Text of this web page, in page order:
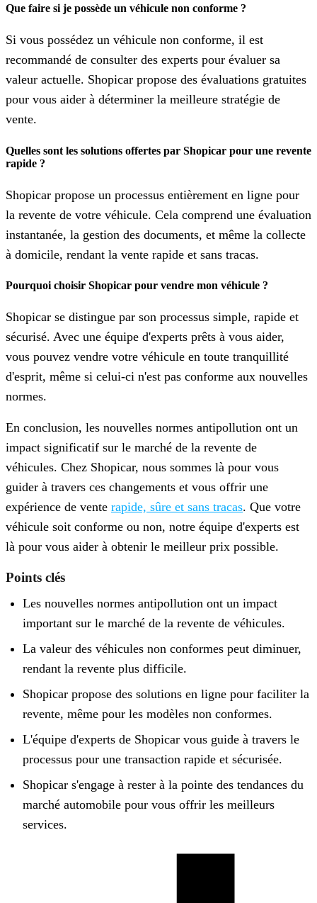
Que faire si je possède un véhicule non conforme ?
Si vous possédez un véhicule non conforme, il est
recommandé de consulter des experts pour évaluer sa
valeur actuelle. Shopicar propose des évaluations gratuites
pour vous aider à déterminer la meilleure stratégie de
vente.
Quelles sont les solutions offertes par Shopicar pour une revente
rapide ?
Shopicar propose un processus entièrement en ligne pour
la revente de votre véhicule. Cela comprend une évaluation
instantanée, la gestion des documents, et même la collecte
à domicile, rendant la vente rapide et sans tracas.
Pourquoi choisir Shopicar pour vendre mon véhicule ?
Shopicar se distingue par son processus simple, rapide et
sécurisé. Avec une équipe d'experts prêts à vous aider,
vous pouvez vendre votre véhicule en toute tranquillité
d'esprit, même si celui-ci n'est pas conforme aux nouvelles
normes.
En conclusion, les nouvelles normes antipollution ont un
impact significatif sur le marché de la revente de
véhicules. Chez Shopicar, nous sommes là pour vous
guider à travers ces changements et vous offrir une
expérience de vente rapide, sûre et sans tracas. Que votre
véhicule soit conforme ou non, notre équipe d'experts est
là pour vous aider à obtenir le meilleur prix possible.
Points clés
Les nouvelles normes antipollution ont un impact
important sur le marché de la revente de véhicules.
La valeur des véhicules non conformes peut diminuer,
rendant la revente plus difficile.
Shopicar propose des solutions en ligne pour faciliter la
revente, même pour les modèles non conformes.
L'équipe d'experts de Shopicar vous guide à travers le
processus pour une transaction rapide et sécurisée.
Shopicar s'engage à rester à la pointe des tendances du
marché automobile pour vous offrir les meilleurs
services.